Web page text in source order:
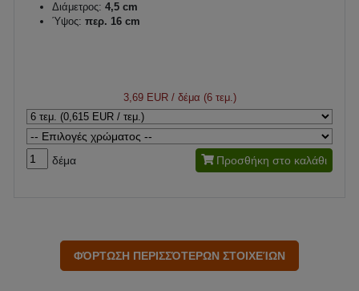
Διάμετρος: 4,5 cm
Ύψος: περ. 16 cm
3,69 EUR/ δέμα (6 τεμ.)
δέμα Προσθήκη στο καλάθι